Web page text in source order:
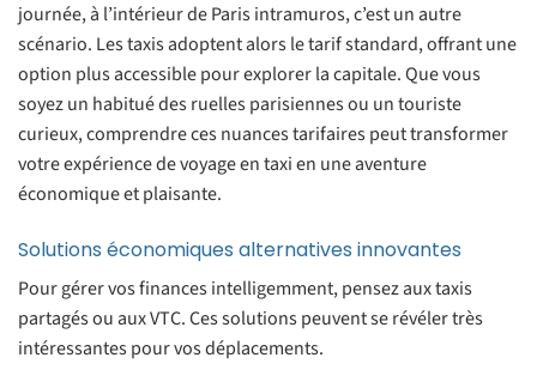
journée, à l’intérieur de Paris intramuros, c’est un autre
scénario. Les taxis adoptent alors le tarif standard, offrant une
option plus accessible pour explorer la capitale. Que vous
soyez un habitué des ruelles parisiennes ou un touriste
curieux, comprendre ces nuances tarifaires peut transformer
votre expérience de voyage en taxi en une aventure
économique et plaisante.
Solutions économiques alternatives innovantes
Pour gérer vos finances intelligemment, pensez aux taxis
partagés ou aux VTC. Ces solutions peuvent se révéler très
intéressantes pour vos déplacements.